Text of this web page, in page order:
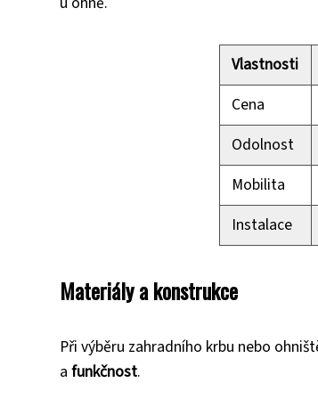
Vlastnosti
Cena
Odolnost
Mobilita
Instalace
Materiály a konstrukce
Při výběru zahradního krbu nebo
a funkčnost.